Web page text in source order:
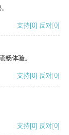
支持[0] 反对[0]
畅体验。
支持[0] 反对[0]
支持[0] 反对[0]